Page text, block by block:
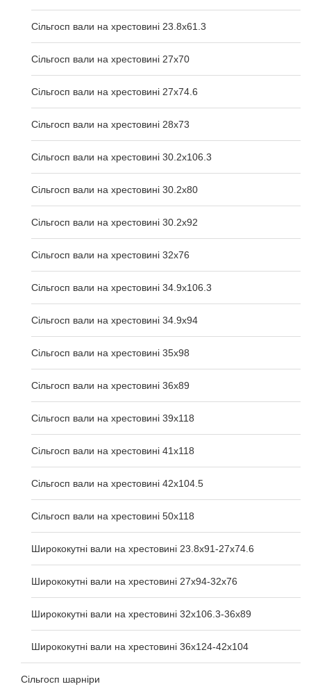
Сільгосп вали на хрестовині 23.8х61.3
Сільгосп вали на хрестовині 27х70
Сільгосп вали на хрестовині 27х74.6
Сільгосп вали на хрестовині 28х73
Сільгосп вали на хрестовині 30.2x106.3
Сільгосп вали на хрестовині 30.2x80
Сільгосп вали на хрестовині 30.2x92
Сільгосп вали на хрестовині 32x76
Сільгосп вали на хрестовині 34.9x106.3
Сільгосп вали на хрестовині 34.9x94
Сільгосп вали на хрестовині 35x98
Сільгосп вали на хрестовині 36x89
Сільгосп вали на хрестовині 39x118
Сільгосп вали на хрестовині 41x118
Сільгосп вали на хрестовині 42x104.5
Сільгосп вали на хрестовині 50x118
Ширококутні вали на хрестовині 23.8х91-27х74.6
Ширококутні вали на хрестовині 27х94-32х76
Ширококутні вали на хрестовині 32х106.3-36х89
Ширококутні вали на хрестовині 36х124-42х104
Сільгосп шарніри